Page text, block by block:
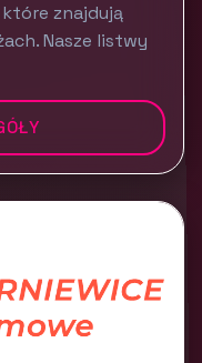
znajdują
Nasze listwy